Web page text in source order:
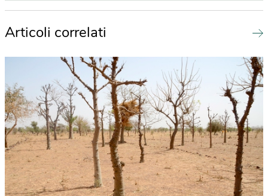
Articoli correlati